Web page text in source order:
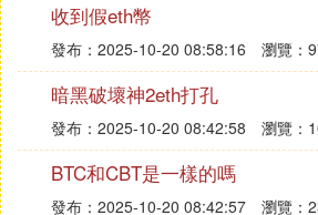
收到假eth幣
發布：2025-10-20 08:58:16 瀏覽：
暗黑破壞神2eth打孔
發布：2025-10-20 08:42:58 瀏覽：
BTC和CBT是一樣的嗎
發布：2025-10-20 08:42:57 瀏覽：